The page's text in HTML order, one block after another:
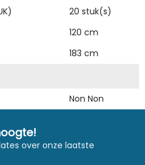
20 stuk(s)
120 cm
183 cm
Non Non
over onze laatste